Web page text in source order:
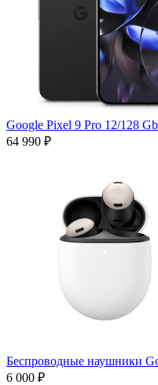
Google Pixel 9 Pro 12/128
64 990 ₽
Беспроводные наушники
6 000 ₽